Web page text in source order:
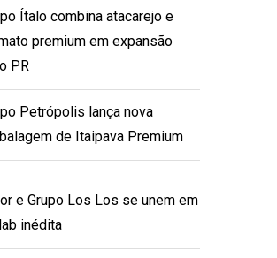
Ítalo combina atacarejo e
premium em expansão
PR
Petrópolis lança nova
de Itaipava Premium
e Grupo Los Los se unem em
inédita